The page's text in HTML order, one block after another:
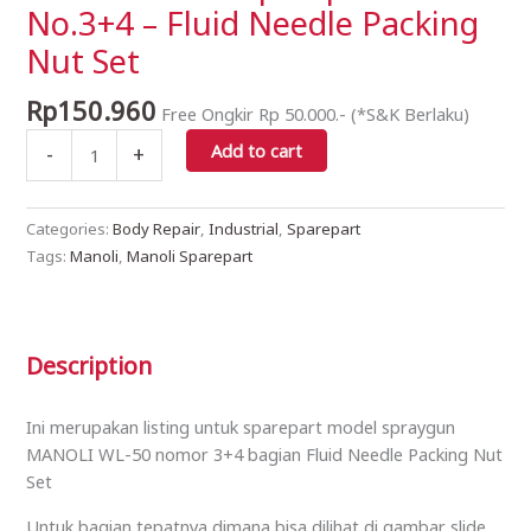
No.3+4 – Fluid Needle Packing
Nut Set
Rp150.960 Free Ongkir Rp 50.000.- (*S&K Berlaku)
-
Sparepart:
No.3+4
-
Fluid
Needle
Packing
quantity
+ Add to cart
Categories:Body Repair,Industrial,Sparepart
Tags:Manoli,Manoli Sparepart
Description
Ini merupakan listing untuk sparepart model spraygun
MANOLI WL-50 nomor 3+4 bagian Fluid Needle Packing Nut
Set
Untuk bagian tepatnya dimana bisa dilihat di gambar slide